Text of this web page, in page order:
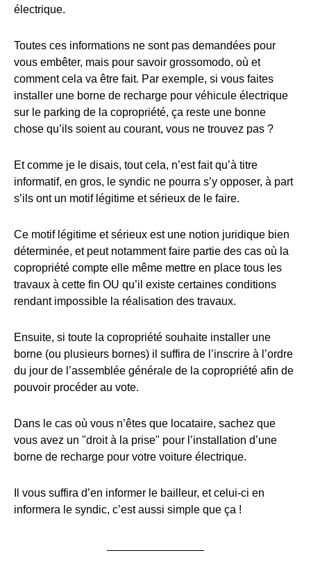
électrique.
Toutes ces informations ne sont pas demandées pour
vous embêter, mais pour savoir grossomodo, où et
comment cela va être fait. Par exemple, si vous faites
installer une borne de recharge pour véhicule électrique
sur le parking de la copropriété, ça reste une bonne
chose qu’ils soient au courant, vous ne trouvez pas ?
Et comme je le disais, tout cela, n’est fait qu’à titre
informatif, en gros, le syndic ne pourra s’y opposer, à part
s’ils ont un motif légitime et sérieux de le faire.
Ce motif légitime et sérieux est une notion juridique bien
déterminée, et peut notamment faire partie des cas où la
copropriété compte elle même mettre en place tous les
travaux à cette fin OU qu’il existe certaines conditions
rendant impossible la réalisation des travaux.
Ensuite, si toute la copropriété souhaite installer une
borne (ou plusieurs bornes) il suffira de l’inscrire à l’ordre
du jour de l’assemblée générale de la copropriété afin de
pouvoir procéder au vote.
Dans le cas où vous n’êtes que locataire, sachez que
vous avez un "droit à la prise" pour l’installation d’une
borne de recharge pour votre voiture électrique.
Il vous suffira d’en informer le bailleur, et celui-ci en
informera le syndic, c’est aussi simple que ça !